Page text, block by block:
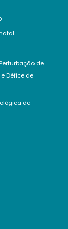
de
Défice de
de